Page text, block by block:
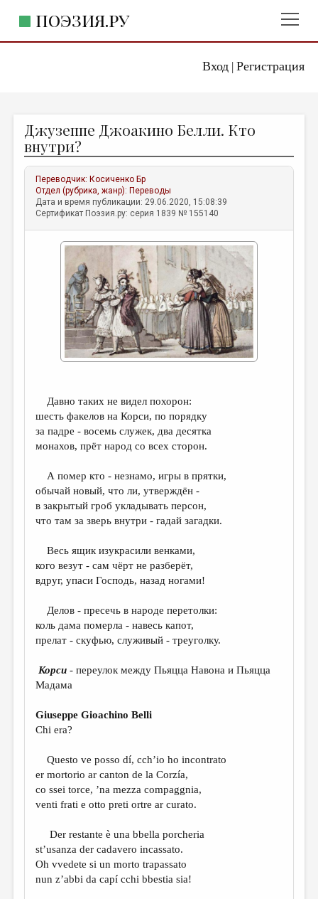
Вход| Регистрация
ПОЭЗИЯ.РУ
ЖАНРЫ
АВТОРЫ
КОММЕНТАРИИ
ЛИТСАЛОН
ПРАВИЛА САЙТА
ОТДЕЛЫ И РУБРИКИ
ИЗБРАННОЕ
ДАЙДЖЕСТ
ПРОИЗВЕДЕНИЯ
КОНКУРСЫ
ДЕТСКАЯ КОМНАТА
ОБЗОР ЛИТЕРАТУРЫ
СТРАНИЦЫ ПАМЯТИ
КОЛОНКА РЕДАКТОРА
ОТ РЕДАКЦИИ
МАЛАЯ ПРОЗА
ЭССЕИСТИКА
ЛИТЕРАТУРОВЕДЕНИЕ
КУЛЬТУРОВЕДЕНИЕ
РЕЦЕНЗИРОВАНИЕ
ЦИКЛЫ ПУБЛИКАЦИЙ
МЕДИА
ВКОНТАКТЕ
Джузеппе Джоакино Белли. Кто
внутри?
Переводчик: Косиченко Бр
Отдел (рубрика, жанр): Переводы
Дата и время публикации: 29.06.2020, 15:08:39
Сертификат Поэзия.ру: серия 1839 № 155140
Давно таких не видел похорон:
шесть факелов на Корси, по порядку
за падре - восемь служек, два десятка
монахов, прёт народ со всех сторон.
А помер кто - незнамо, игры в прятки,
обычай новый, что ли, утверждён -
в закрытый гроб укладывать персон,
что там за зверь внутри - гадай загадки.
Весь ящик изукрасили венками,
кого везут - сам чёрт не разберёт,
вдруг, упаси Господь, назад ногами!
Делов - пресечь в народе перетолки:
коль дама померла - навесь капот,
прелат - скуфью, служивый - треуголку.
Корси - переулок между Пьяцца Навона и Пьяцца
Мадама
Giuseppe Gioachino Belli
Chi era?
Questo ve posso dí, cch’io ho incontrato
er mortorio ar canton de la Corzía,
co ssei torce, ’na mezza compaggnia,
venti frati e otto preti ortre ar curato.
Der restante è una bbella porcheria
st’usanza der cadavero incassato.
Oh vvedete si un morto trapassato
nun z’abbi da capí cchi bbestia sia!